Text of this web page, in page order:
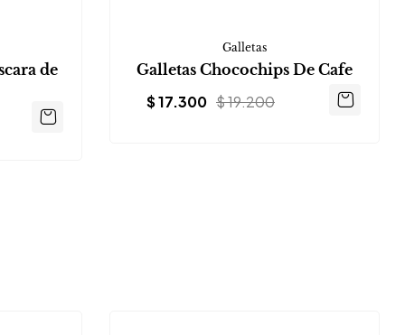
de
Galletas
Galletas Chocochips De Cafe
$19.200
$17.300